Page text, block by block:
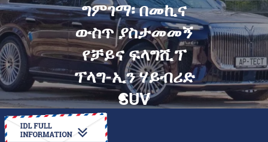
ግምገማ፡ በመኪና
ውስጥ ያስታመመኝ
የቻይና ፍላግሺፕ
ፕላግ-ኢን ሃይብሪድ
SUV
እንዴት